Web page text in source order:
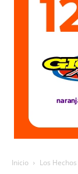
Inicio Los Hechos